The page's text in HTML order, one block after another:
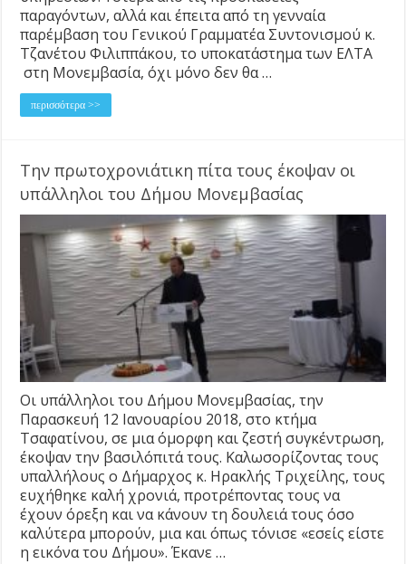
παραγόντων, αλλά και έπειτα από τη γενναία
παρέμβαση του Γενικού Γραμματέα Συντονισμού κ.
Τζανέτου Φιλιππάκου, το υποκατάστημα των ΕΛΤΑ
στη Μονεμβασία, όχι μόνο δεν θα …
περισσότερα >>
Την πρωτοχρονιάτικη πίτα τους έκοψαν οι
υπάλληλοι του Δήμου Μονεμβασίας
Οι υπάλληλοι του Δήμου Μονεμβασίας, την
Παρασκευή 12 Ιανουαρίου 2018, στο κτήμα
Τσαφατίνου, σε μια όμορφη και ζεστή συγκέντρωση,
έκοψαν την βασιλόπιτά τους. Καλωσορίζοντας τους
υπαλλήλους ο Δήμαρχος κ. Ηρακλής Τριχείλης, τους
ευχήθηκε καλή χρονιά, προτρέποντας τους να
έχουν όρεξη και να κάνουν τη δουλειά τους όσο
καλύτερα μπορούν, μια και όπως τόνισε «εσείς είστε
η εικόνα του Δήμου». Έκανε …